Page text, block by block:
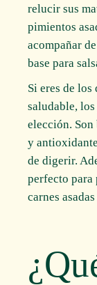
relucir sus
pimientos
acompañar
base para
Si eres de
saludable,
elección.
y
de digerir.
perfecto para
carnes